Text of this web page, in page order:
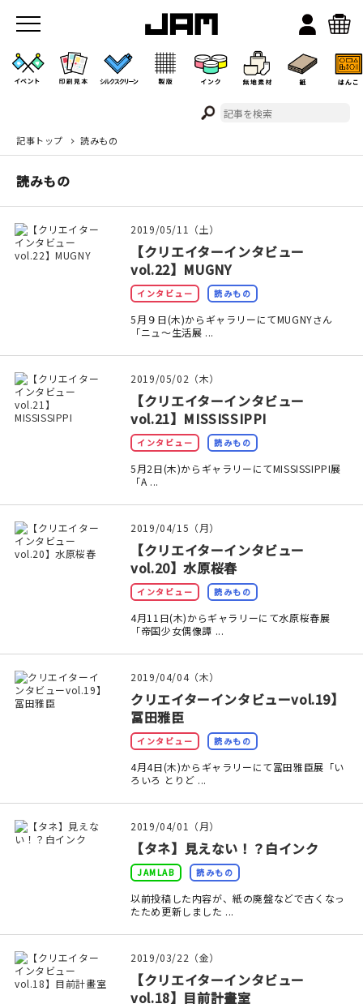
JAMのこと
お店/ワークスペース
印刷見本
シルクスクリーン
本
文房具
JAMグッズ
おすすめ特集
ギャラリー
記事トップ 読みもの
読みもの
2019/05/11（土）
【クリエイターインタビュー
vol.22】MUGNY
インタビュー 読みもの
5月９日(木)からギャラリーにてMUGNYさん
「ニュ～生活展 ...
2019/05/02（木）
【クリエイターインタビュー
vol.21】MISSISSIPPI
インタビュー 読みもの
5月2日(木)からギャラリーにてMISSISSIPPI展
「A ...
2019/04/15（月）
【クリエイターインタビュー
vol.20】水原桜春
インタビュー 読みもの
4月11日(木)からギャラリーにて水原桜春展
「帝国少女偶像譚 ...
2019/04/04（木）
クリエイターインタビューvol.19】
冨田雅臣
インタビュー 読みもの
4月4日(木)からギャラリーにて冨田雅臣展「い
ろいろ とりど ...
2019/04/01（月）
【タネ】見えない！？白インク
JAMLAB 読みもの
以前投稿した内容が、紙の廃盤などで古くなっ
たため更新しました ...
2019/03/22（金）
【クリエイターインタビュー
vol.18】目前計畫室